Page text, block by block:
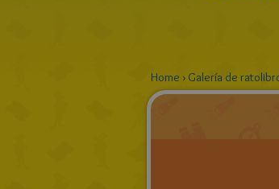
Home › Galería de